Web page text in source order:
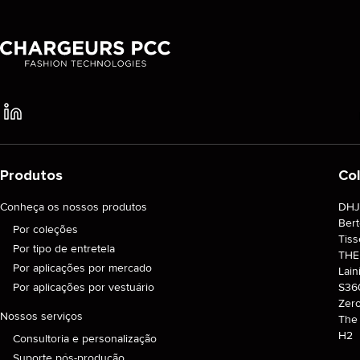
Produtos
Conheça os nossos produtos
Por coleções
Por tipo de entretela
Por aplicações por mercado
Por aplicações por vestuário
Nossos serviços
Consultoria e personalização
DHJ
H2